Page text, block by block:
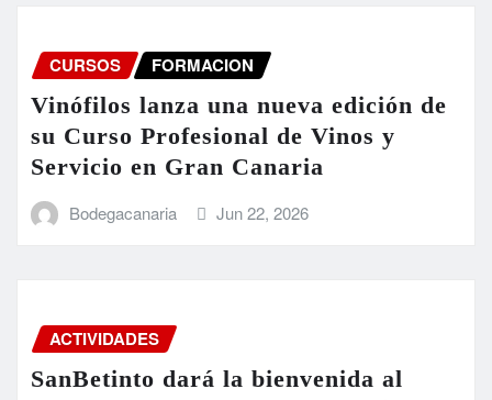
CURSOS FORMACION
Vinófilos lanza una nueva edición de
su Curso Profesional de Vinos y
Servicio en Gran Canaria
Bodegacanaria Jun 22, 2026
ACTIVIDADES
SanBetinto dará la bienvenida al